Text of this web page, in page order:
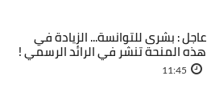
عاجل : بشرى للتوانسة... الزيادة في
هذه المنحة تنشر في الرائد الرسمي !
11:45